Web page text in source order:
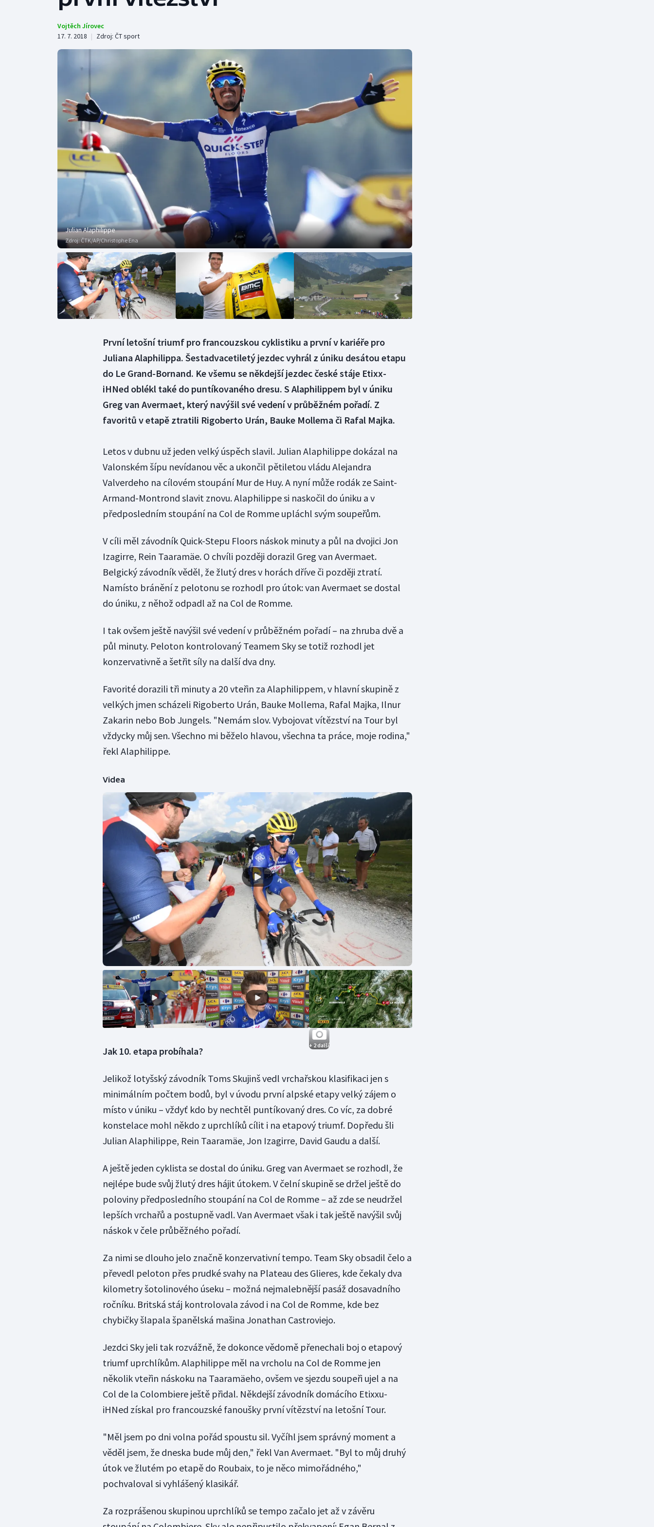
Curling
Florbal
Gymnastika
Olympijské hry
Plážový volejbal
Vodní slalom
Volejbal
Ostatní
Vojtěch Jírovec
17. 7. 2018 | Zdroj: ČT sport
Julian Alaphilippe
Zdroj:ČTK/AP/Christophe Ena
První letošní triumf pro francouzskou cyklistiku a první v kariéře pro
Juliana Alaphilippa. Šestadvacetiletý jezdec vyhrál z úniku desátou etapu
do Le Grand-Bornand. Ke všemu se někdejší jezdec české stáje Etixx-
iHNed oblékl také do puntíkovaného dresu. S Alaphilippem byl v úniku
Greg van Avermaet, který navýšil své vedení v průběžném pořadí. Z
favoritů v etapě ztratili Rigoberto Urán, Bauke Mollema či Rafal Majka.
Letos v dubnu už jeden velký úspěch slavil. Julian Alaphilippe dokázal na
Valonském šípu nevídanou věc a ukončil pětiletou vládu Alejandra
Valverdeho na cílovém stoupání Mur de Huy. A nyní může rodák ze Saint-
Armand-Montrond slavit znovu. Alaphilippe si naskočil do úniku a v
předposledním stoupání na Col de Romme upláchl svým soupeřům.
V cíli měl závodník Quick-Stepu Floors náskok minuty a půl na dvojici Jon
Izagirre, Rein Taaramäe. O chvíli později dorazil Greg van Avermaet.
Belgický závodník věděl, že žlutý dres v horách dříve či později ztratí.
Namísto bránění z pelotonu se rozhodl pro útok: van Avermaet se dostal
do úniku, z něhož odpadl až na Col de Romme.
I tak ovšem ještě navýšil své vedení v průběžném pořadí – na zhruba dvě a
půl minuty. Peloton kontrolovaný Teamem Sky se totiž rozhodl jet
konzervativně a šetřit síly na další dva dny.
Favorité dorazili tři minuty a 20 vteřin za Alaphilippem, v hlavní skupině z
velkých jmen scházeli Rigoberto Urán, Bauke Mollema, Rafal Majka, Ilnur
Zakarin nebo Bob Jungels. "Nemám slov. Vybojovat vítězství na Tour byl
vždycky můj sen. Všechno mi běželo hlavou, všechna ta práce, moje rodina,"
řekl Alaphilippe.
Videa
+ 2 další
Jak 10. etapa probíhala?
Jelikož lotyšský závodník Toms Skujinš vedl vrchařskou klasifikaci jen s
minimálním počtem bodů, byl v úvodu první alpské etapy velký zájem o
místo v úniku – vždyť kdo by nechtěl puntíkovaný dres. Co víc, za dobré
konstelace mohl někdo z uprchlíků cílit i na etapový triumf. Dopředu šli
Julian Alaphilippe, Rein Taaramäe, Jon Izagirre, David Gaudu a další.
A ještě jeden cyklista se dostal do úniku. Greg van Avermaet se rozhodl, že
nejlépe bude svůj žlutý dres hájit útokem. V čelní skupině se držel ještě do
poloviny předposledního stoupání na Col de Romme – až zde se neudržel
lepších vrchařů a postupně vadl. Van Avermaet však i tak ještě navýšil svůj
náskok v čele průběžného pořadí.
Za nimi se dlouho jelo značně konzervativní tempo. Team Sky obsadil čelo a
převedl peloton přes prudké svahy na Plateau des Glieres, kde čekaly dva
kilometry šotolinového úseku – možná nejmalebnější pasáž dosavadního
ročníku. Britská stáj kontrolovala závod i na Col de Romme, kde bez
chybičky šlapala španělská mašina Jonathan Castroviejo.
Jezdci Sky jeli tak rozvážně, že dokonce vědomě přenechali boj o etapový
triumf uprchlíkům. Alaphilippe měl na vrcholu na Col de Romme jen
několik vteřin náskoku na Taaramäeho, ovšem ve sjezdu soupeři ujel a na
Col de la Colombiere ještě přidal. Někdejší závodník domácího Etixxu-
iHNed získal pro francouzské fanoušky první vítězství na letošní Tour.
"Měl jsem po dni volna pořád spoustu sil. Vyčíhl jsem správný moment a
věděl jsem, že dneska bude můj den," řekl Van Avermaet. "Byl to můj druhý
útok ve žlutém po etapě do Roubaix, to je něco mimořádného,"
pochvaloval si vyhlášený klasikář.
Za rozprášenou skupinou uprchlíků se tempo začalo jet až v závěru